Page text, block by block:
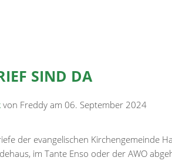
SIND DA
von Freddy am 06. September 2024
der evangelischen Kirchengemeinde
im Tante Enso oder der AWO